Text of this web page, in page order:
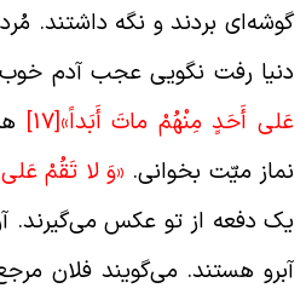
بردند و نگه داشتند. مُرد
رفت نگویی عجب آدم خوب
أَحَدٍ مِنْهُمْ ماتَ أَبَداً»[17]
میّت بخوانی.«وَ لا تَقُمْ عَلى‏
دفعه از تو عکس می‌گیرند.
هستند. می‌گویند فلان مرجع